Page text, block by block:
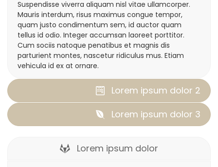
Suspendisse viverra aliquam nisl vitae ullamcorper.
Mauris interdum, risus maximus congue tempor,
quam justo condimentum sem, id auctor quam
tellus id odio. Integer accumsan laoreet porttitor.
Cum sociis natoque penatibus et magnis dis
parturient montes, nascetur ridiculus mus. Etiam
vehicula id ex at ornare.
Lorem ipsum dolor 2
Lorem ipsum dolor 3
Lorem ipsum dolor